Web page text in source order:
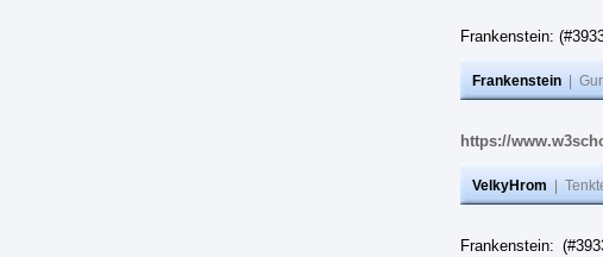
Frankenstein:
Frankenstein
https://
VelkyHrom
Frankenstein: